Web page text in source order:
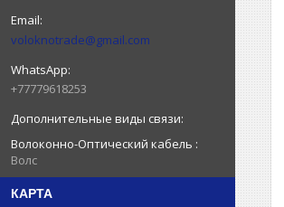
voloknotrade@gmail.com
+77779618253
Волоконно-Оптический кабель
Волс
КАРТА